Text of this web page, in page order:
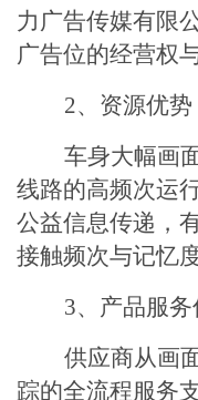
力广告传媒有限
广告位的经营权
2、 资源优势
车身大幅画
线路的高频次运
公益信息传递，
接触频次与记忆度
3、 产品服务
供应商从画
踪的全流程服务